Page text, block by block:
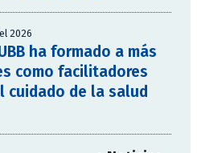
2026
ha formado a más
como facilitadores
cuidado de la salud